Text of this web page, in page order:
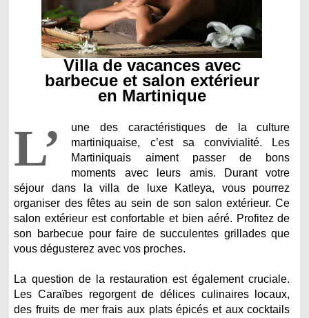
Villa de vacances avec
barbecue et salon extérieur
en Martinique
L’
une des caractéristiques de la culture
martiniquaise, c’est sa convivialité. Les
Martiniquais aiment passer de bons
moments avec leurs amis. Durant votre
séjour dans la villa de luxe Katleya, vous pourrez
organiser des fêtes au sein de son salon extérieur. Ce
salon extérieur est confortable et bien aéré. Profitez de
son barbecue pour faire de succulentes grillades que
vous dégusterez avec vos proches.
La question de la restauration est également cruciale.
Les Caraïbes regorgent de délices culinaires locaux,
des fruits de mer frais aux plats épicés et aux cocktails